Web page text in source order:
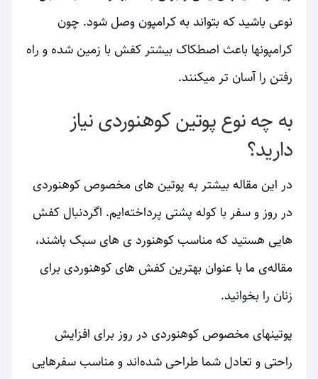
نوعی باشید که بتواند به کرامپون وصل شود. چون
کرامپونها باعث اصطکاک بیشتر کفش با زمین شده و راه
رفتن را آسان تر میکنند.
به چه نوع پوتین کوهنوردی نیاز
دارید؟
در این مقاله بیشتر به پوتین های مخصوص کوهنوردی
در روز و سفر با کوله پشتی پرداخته‌ایم. اگردنبال کفش
هایی هستید که مناسب کوهنورد ی های سبک باشند،
مقاله‌ی ما با عنوان بهترین کفش های کوهنوردی برای
زنان را بخوانید.
پوتینهای مخصوص کوهنوردی در روز برای افزایش
راحتی و تعادل شما طراحی شده‌اند و مناسب سفرهایی